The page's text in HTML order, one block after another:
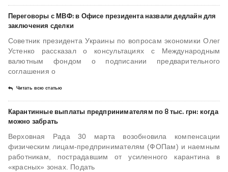
Переговоры с МВФ: в Офисе президента назвали дедлайн для
заключения сделки
Советник президента Украины по вопросам экономики Олег
Устенко рассказал о консультациях с Международным
валютным фондом о подписании предварительного
соглашения о
Читать всю статью
Карантинные выплаты предпринимателям по 8 тыс. грн: когда
можно забрать
Верховная Рада 30 марта возобновила компенсации
физическим лицам-предпринимателям (ФОПам) и наемным
работникам, пострадавшим от усиленного карантина в
«красных» зонах. Подать